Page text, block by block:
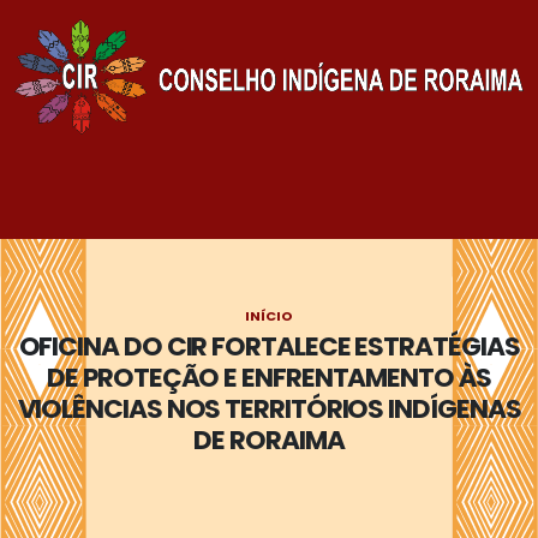
OFICINA DO CIR FORTALECE ESTRATÉGIAS
DE PROTEÇÃO E ENFRENTAMENTO ÀS
VIOLÊNCIAS NOS TERRITÓRIOS INDÍGENAS
DE RORAIMA
INÍCIO